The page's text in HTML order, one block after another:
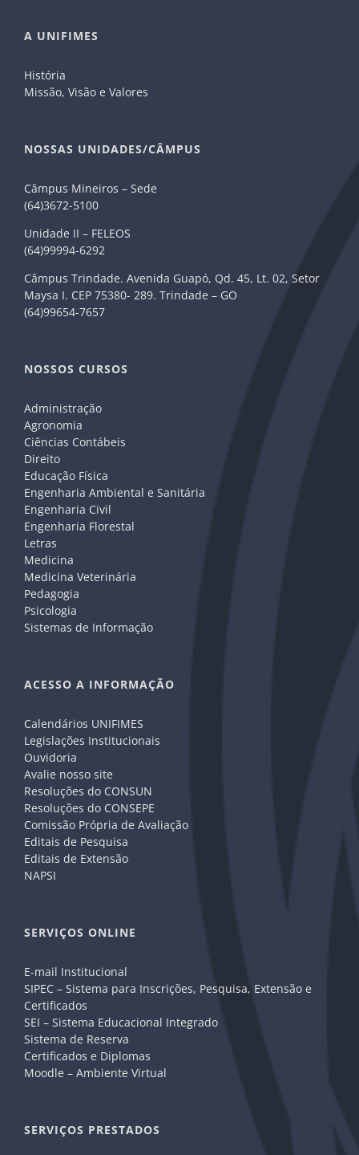
A UNIFIMES
História
Missão, Visão e Valores
NOSSAS UNIDADES/CÂMPUS
Câmpus Mineiros – Sede
(64)3672-5100
Unidade II – FELEOS
(64)99994-6292
Câmpus Trindade. Avenida Guapó, Qd. 45, Lt. 02, Setor
Maysa I. CEP 75380- 289. Trindade – GO
(64)99654-7657
NOSSOS CURSOS
Administração
Agronomia
Ciências Contábeis
Direito
Educação Física
Engenharia Ambiental e Sanitária
Engenharia Civil
Engenharia Florestal
Letras
Medicina
Medicina Veterinária
Pedagogia
Psicologia
Sistemas de Informação
ACESSO A INFORMAÇÃO
Calendários UNIFIMES
Legislações Institucionais
Ouvidoria
Avalie nosso site
Resoluções do CONSUN
Resoluções do CONSEPE
Comissão Própria de Avaliação
Editais de Pesquisa
Editais de Extensão
NAPSI
SERVIÇOS ONLINE
E-mail Institucional
SIPEC – Sistema para Inscrições, Pesquisa, Extensão e
Certificados
SEI – Sistema Educacional Integrado
Sistema de Reserva
Certificados e Diplomas
Moodle – Ambiente Virtual
SERVIÇOS PRESTADOS